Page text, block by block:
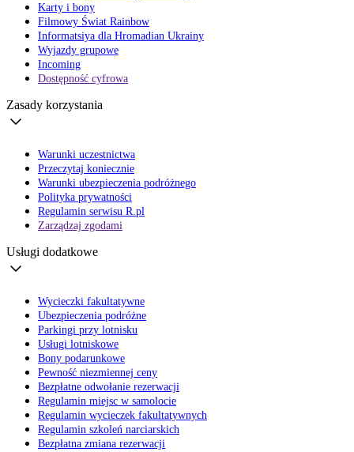
Karty i bony
Filmowy Świat Rainbow
Informatsiya dla Hromadian Ukrainy
Wyjazdy grupowe
Incoming
Dostępność cyfrowa
Zasady korzystania
Warunki uczestnictwa
Przeczytaj koniecznie
Warunki ubezpieczenia podróżnego
Polityka prywatności
Regulamin serwisu R.pl
Zarządzaj zgodami
Usługi dodatkowe
Wycieczki fakultatywne
Ubezpieczenia podróżne
Parkingi przy lotnisku
Usługi lotniskowe
Bony podarunkowe
Pewność niezmiennej ceny
Bezpłatne odwołanie rezerwacji
Regulamin miejsc w samolocie
Regulamin wycieczek fakultatywnych
Regulamin szkoleń narciarskich
Bezpłatna zmiana rezerwacji